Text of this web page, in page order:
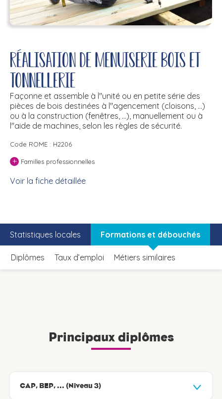
Réalisation de menuiserie bois et
tonnellerie
Façonne et assemble à l''unité ou en petite série des
pièces de bois destinées à l''agencement (cloisons, ...)
ou à la construction (fenêtres, ...), manuellement ou à
l''aide de machines, selon les règles de sécurité.
Code ROME : H2206
+ Familles professionnelles
Voir la fiche détaillée
Statistiques locales Formations et débouchés
Diplômes Taux d’emploi Métiers similaires
Principaux diplômes
CAP, BEP, ... (Niveau 3)